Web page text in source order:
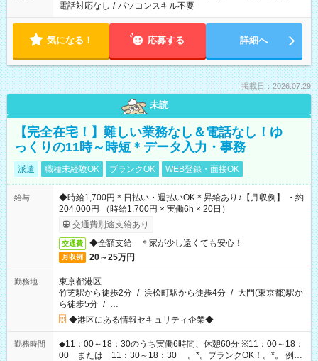
電話対応なし / パソコンスキル不要
気になる！ 応募する 詳細へ
掲載日：2026.07.29
未読
【完全在宅！】難しい業務なし＆電話なし！ゆ
っくりの11時～時短＊データ入力・事務
派遣 職種未経験OK ブランクOK WEB登録・面接OK
給与
◆時給1,700円＊日払い・週払いOK＊昇給あり♪【月収例】 ・約
204,000円 （時給1,700円 × 実働6h × 20日）
交通費別途支給あり
交通費 ◆全額支給 ＊家が少し遠くても安心！
月収例 20～25万円
勤務地
東京都港区
竹芝駅から徒歩2分 / 浜松町駅から徒歩4分 / 大門(東京都)駅か
ら徒歩5分 / …
◆港区にある情報セキュリティ企業◆
勤務時間
◆11：00～18：30のうち実働6時間、休憩60分 ※11：00～18：
00 または 11：30～18：30 。*。ブランクOK！。*。 例え